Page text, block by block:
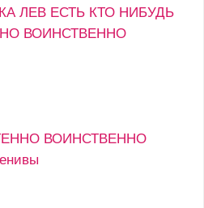
ЛЕВ ЕСТЬ КТО НИБУДЬ
ВОИНСТВЕННО
ВОИНСТВЕННО